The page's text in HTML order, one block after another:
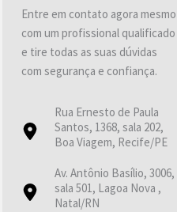
Entre em contato agora mesmo
com um profissional qualificado
e tire todas as suas dúvidas
com segurança e confiança.
Rua Ernesto de Paula
Santos, 1368, sala 202,
Boa Viagem, Recife/PE
Av. Antônio Basílio, 3006,
sala 501, Lagoa Nova ,
Natal/RN